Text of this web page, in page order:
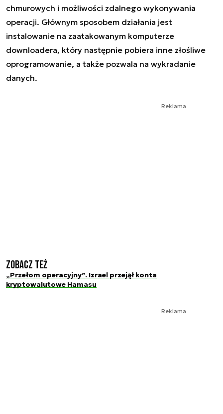
chmurowych i możliwości zdalnego wykonywania
operacji. Głównym sposobem działania jest
instalowanie na zaatakowanym komputerze
downloadera, który następnie pobiera inne złośliwe
oprogramowanie, a także pozwala na wykradanie
danych.
Reklama
Zobacz też
„Przełom operacyjny”. Izrael przejął konta
kryptowalutowe Hamasu
Reklama